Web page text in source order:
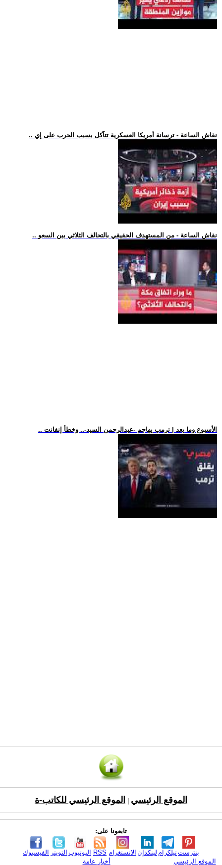
.. نقاش الساعة - ترسانة أمريكا العسكرية تتآكل بسبب الحرب على إي
.. نقاش الساعة - من المستهدف الحقيقي بالتحالف الثلاثي بين السعو
.. الأسبوع وما بعد | ترمب يهاجم -عبدالرحمن السيد-.. وخطأ إنفانت
الموقع الرئيسي الموقع الرئيسي للكاتب-ة
تابعونا على:
الفيسبوك التويتر اليوتيوب RSS الانستغرام لينكدإن تيلكرامبنترست
الموقع الرئيسي
أخبار عامة